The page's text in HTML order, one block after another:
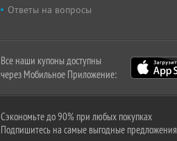
Ответы на вопросы
Все наши купоны доступны
через Мобильное Приложение:
Сэкономьте до 90% при любых покупках
Подпишитесь на самые выгодные предложения